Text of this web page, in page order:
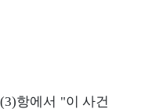
항에서 "이 사건